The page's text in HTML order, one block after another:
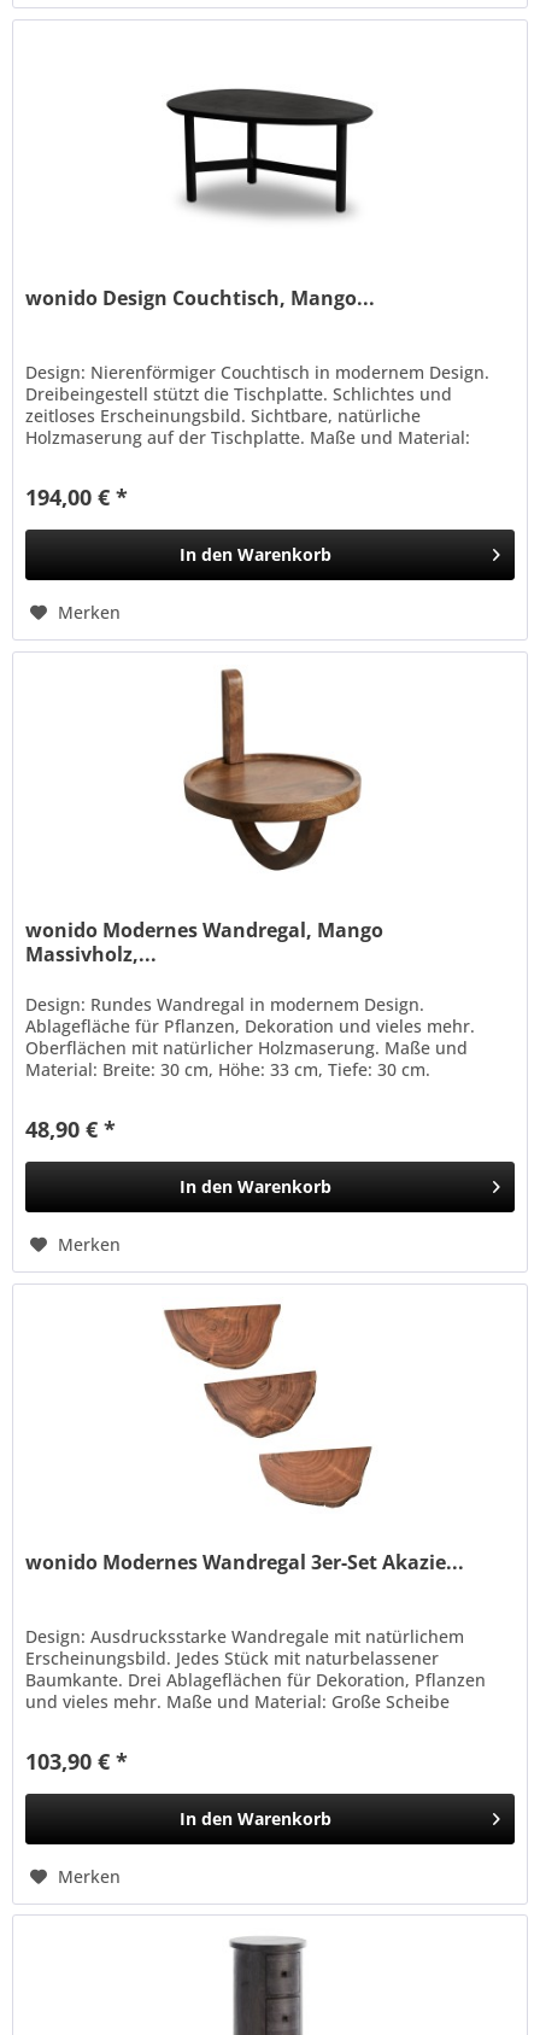
wonido Design Couchtisch, Mango...
Design: Nierenförmiger Couchtisch in modernem Design.
Dreibeingestell stützt die Tischplatte. Schlichtes und
zeitloses Erscheinungsbild. Sichtbare, natürliche
Holzmaserung auf der Tischplatte. Maße und Material:
194,00 € *
In den Warenkorb
Merken
wonido Modernes Wandregal, Mango
Massivholz,...
Design: Rundes Wandregal in modernem Design.
Ablagefläche für Pflanzen, Dekoration und vieles mehr.
Oberflächen mit natürlicher Holzmaserung. Maße und
Material: Breite: 30 cm, Höhe: 33 cm, Tiefe: 30 cm.
48,90 € *
In den Warenkorb
Merken
wonido Modernes Wandregal 3er-Set Akazie...
Design: Ausdrucksstarke Wandregale mit natürlichem
Erscheinungsbild. Jedes Stück mit naturbelassener
Baumkante. Drei Ablageflächen für Dekoration, Pflanzen
und vieles mehr. Maße und Material: Große Scheibe
103,90 € *
In den Warenkorb
Merken